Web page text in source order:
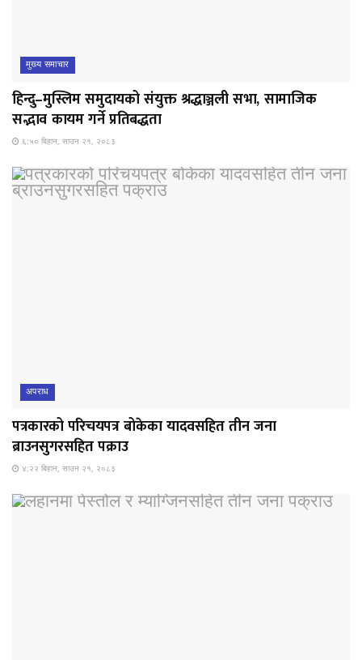
मुख्य समाचार
हिन्दु–मुस्लिम समुदायको संयुक्त श्रद्धाञ्जली सभा, सामाजिक
सद्भाव कायम गर्ने प्रतिबद्धता
६:५० बिहान, साउन २१, २०८३
अपराध
पत्रकारको परिचयपत्र बोकेका यादवसहित तीन जना
ब्राउनसुगरसहित पक्राउ
४:२२ बिहान, साउन २१, २०८३